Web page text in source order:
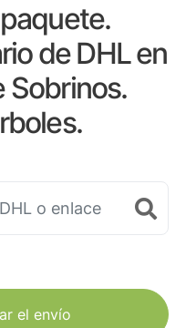
de DHL en
Sobrinos.
el envío